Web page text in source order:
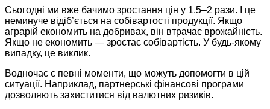
Сьогодні ми вже бачимо зростання цін у 1,5–2 рази. І це
неминуче відіб’ється на собівартості продукції. Якщо
аграрій економить на добривах, він втрачає врожайність.
Якщо не економить — зростає собівартість. У будь-якому
випадку, це виклик.
Водночас є певні моменти, що можуть допомогти в цій
ситуації. Наприклад, партнерські фінансові програми
дозволяють захиститися від валютних ризиків.